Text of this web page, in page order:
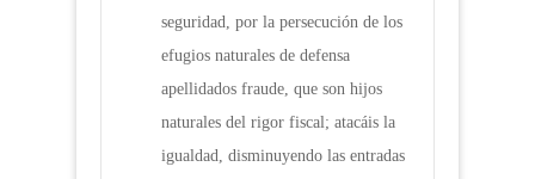
seguridad, por la persecución de los
efugios naturales de defensa
apellidados fraude, que son hijos
naturales del rigor fiscal; atacáis la
igualdad, disminuyendo las entradas